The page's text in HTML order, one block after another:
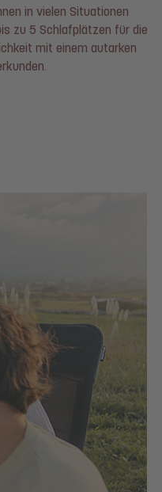
in vielen Situationen
zu 5 Schlafplätzen für die
mit einem autarken